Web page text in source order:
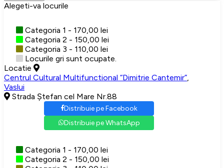
Alegeti-va locurile
Categoria 1 - 170,00 lei
Categoria 2 - 150,00 lei
Categoria 3 - 110,00 lei
Locurile gri sunt ocupate.
Locatie
Centrul Cultural Multifunctional “Dimitrie Cantemir”
Vaslui
Strada Ștefan cel Mare Nr.88
Distribuie pe Facebook
Distribuie pe WhatsApp
Categoria 1 - 170,00 lei
Categoria 2 - 150,00 lei